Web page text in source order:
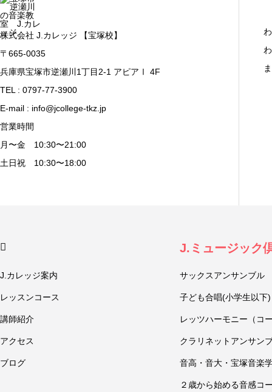
株式会社 J.カレッジ 【宝塚校】
〒665-0035
兵庫県宝塚市逆瀬川1丁目2-1 アピアⅠ 4F
TEL : 0797-77-3900
E-mail : info@jcollege-tkz.jp
営業時間
月〜金 10:30〜21:00
土日祝 10:30〜18:00
J.カレッジ案内
レッスンコース
講師紹介
アクセス
ブログ
J.ミュージック
サックスアンサンブル
子ども合唱(小学生以下)
レッツハーモニー（コ
クラリネットアンサン
音高・音大・宝塚音楽
２歳から始める音感コ